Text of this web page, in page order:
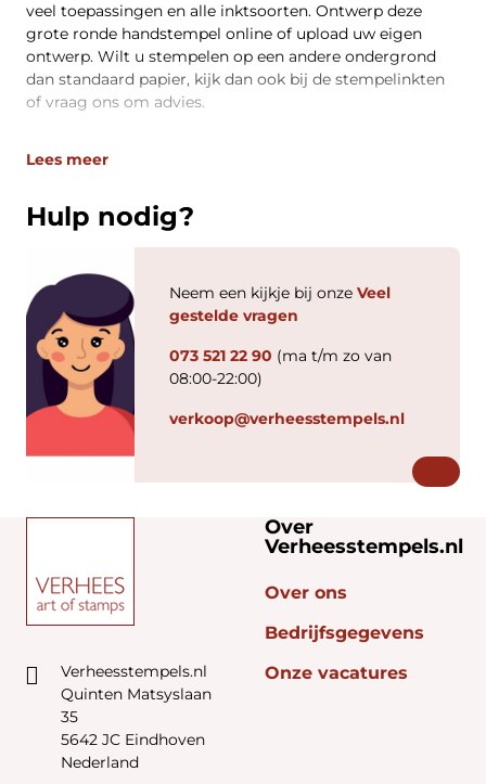
veel toepassingen en alle inktsoorten. Ontwerp deze
grote ronde handstempel online of upload uw eigen
ontwerp. Wilt u stempelen op een andere ondergrond
dan standaard papier, kijk dan ook bij de stempelinkten
of vraag ons om advies.
Lees meer
Hulp nodig?
Neem een kijkje bij onze Veel
gestelde vragen
073 521 22 90 (ma t/m zo van
08:00-22:00)
verkoop@verheesstempels.nl
Verheesstempels.nl
Quinten Matsyslaan
35
5642 JC Eindhoven
Nederland
Over
Verheesstempels.nl
Over ons
Bedrijfsgegevens
Onze vacatures